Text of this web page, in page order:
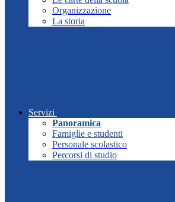
Organizzazione
La storia
Servizi
Panoramica
Famiglie e studenti
Personale scolastico
Percorsi di studio